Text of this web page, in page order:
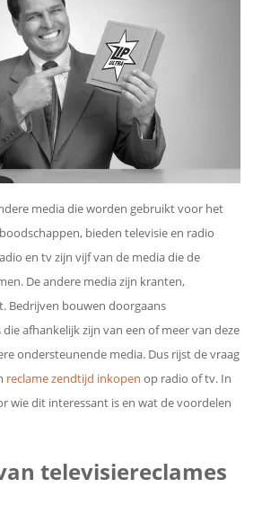
media die worden gebruikt voor het
bieden televisie en radio
en tv zijn vijf van de media die de
De andere media zijn kranten,
Bedrijven bouwen doorgaans
afhankelijk zijn van een of meer van deze
ondersteunende media. Dus rijst de vraag
reclame zendtijd inkopen op radio of tv. In
wie dit interessant is en wat de voordelen
televisiereclames